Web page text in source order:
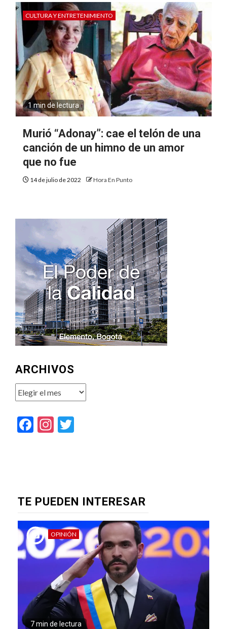
CULTURA Y ENTRETENIMIENTO
1 min de lectura
Murió “Adonay”: cae el telón de una
canción de un himno de un amor
que no fue
14 de julio de 2022 Hora En Punto
ARCHIVOS
Archivos
Facebook
Instagram
TE PUEDEN INTERESAR
OPINIÓN
7 min de lectura